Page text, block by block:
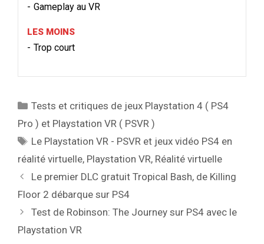
Gameplay au VR
LES MOINS
Trop court
Catégories
Tests et critiques de jeux Playstation 4 ( PS4
Pro ) et Playstation VR ( PSVR )
Étiquettes
Le Playstation VR - PSVR et jeux vidéo PS4 en
réalité virtuelle, Playstation VR, Réalité virtuelle
Le premier DLC gratuit Tropical Bash, de Killing
Floor 2 débarque sur PS4
Test de Robinson: The Journey sur PS4 avec le
Playstation VR